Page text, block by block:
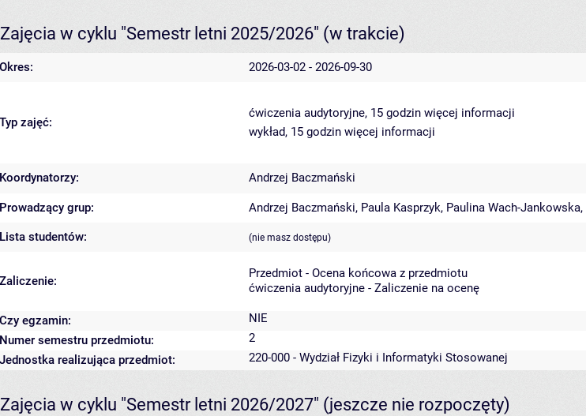
Zajęcia w cyklu "Semestr letni 2025/2026" (w trakcie)
Okres: 2026-03-02 - 2026-09-30
Typ zajęć:
ćwiczenia audytoryjne, 15 godzin więcej informacji
wykład, 15 godzin więcej informacji
Koordynatorzy: Andrzej Baczmański
Prowadzący grup: Andrzej Baczmański, Paula Kasprzyk, Paulina Wach-Jankowska,
Lista studentów: (nie masz dostępu)
Zaliczenie:
Przedmiot - Ocena końcowa z przedmiotu
ćwiczenia audytoryjne - Zaliczenie na ocenę
Czy egzamin:
NIE
Numer semestru przedmiotu:
2
Jednostka realizująca przedmiot:
220-000 - Wydział Fizyki i Informatyki Stosowanej
Zajęcia w cyklu "Semestr letni 2026/2027" (jeszcze nie rozpoczęty)